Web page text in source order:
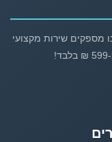
מספקים שירות מקצועי